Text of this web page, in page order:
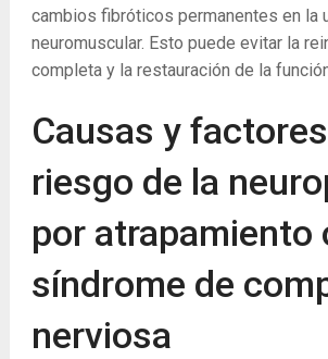
cambios fibróticos permanentes en la
neuromuscular. Esto puede evitar la
completa y la restauración de la
Causas y
riesgo de la
por atrapamiento
síndrome de
nerviosa